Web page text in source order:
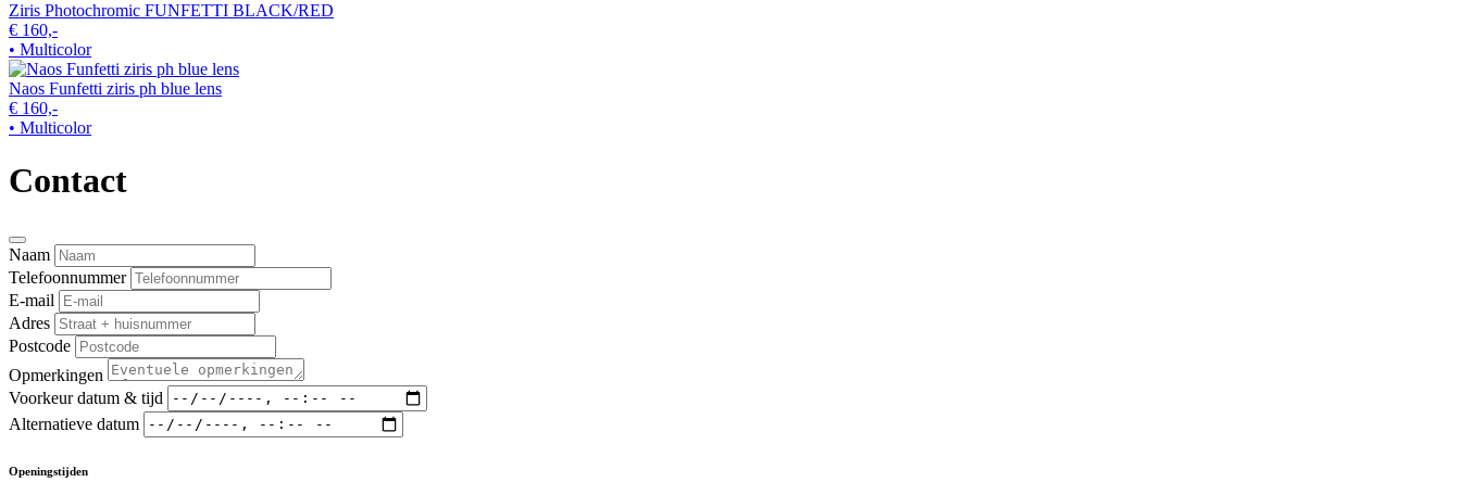
Ziris Photochromic FUNFETTI BLACK/RED
€ 160,-
• Multicolor
Naos Funfetti ziris ph blue lens
€ 160,-
• Multicolor
Contact
Naam
Telefoonnummer
E-mail
Adres
Postcode
Opmerkingen
Voorkeur datum & tijd
Alternatieve datum
Openingstijden